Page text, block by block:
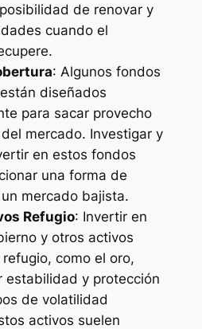
de renovar y
cuando el
: Algunos fondos
diseñados
para sacar provecho
mercado. Investigar y
en estos fondos
una forma de
mercado bajista.
Refugio: Invertir en
y otros activos
como el oro,
estabilidad y protección
de volatilidad
activos suelen